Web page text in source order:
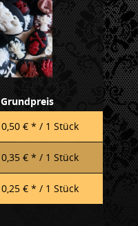
Grundpreis
0,50 € * / 1 Stück
0,35 € * / 1 Stück
0,25 € * / 1 Stück